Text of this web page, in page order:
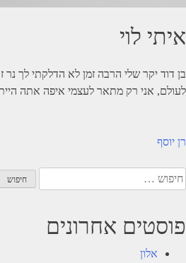
איתי לוי
לעולם, אני רק מתאר לעצמי איפה אתה
ניווט
רן יוסף
חיפוש:
פוסטים אחרונים
אלון